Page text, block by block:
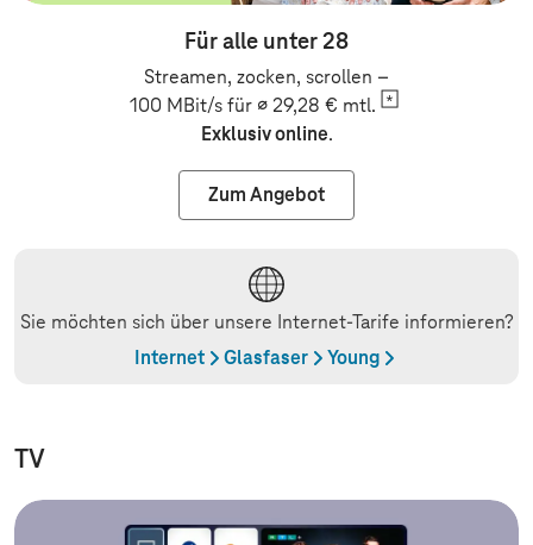
Für alle unter 28
Streamen, zocken, scrollen –
100 MBit/s für ∅ 29,28 € mtl.
Exklusiv online.
Zum Angebot
Sie möchten sich über unsere Internet-Tarife informieren?
Internet
Glasfaser Young
TV